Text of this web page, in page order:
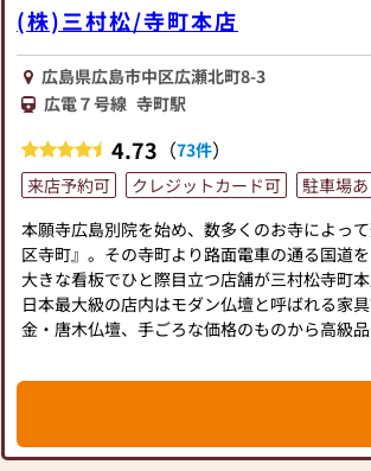
歓迎です。
お気軽にお越しいただき、まずはゆっくりとご
い事も 何なりとご遠慮なくご相談くださいま
スタッフ一同 皆様のご来店を 心よりお待ちし
(株)三村松/寺町本店
広島県広島市中区広瀬北町8-3
広電７号線 寺町駅
4.73 （73件）
来店予約可 クレジットカード可
駐車場あ
本願寺広島別院を始め、数多くのお寺によっ
区寺町』。その寺町より路面電車の通る国道
大きな看板でひと際目立つ店舗が三村松寺町本
日本最大級の店内はモダン仏壇と呼ばれる家
金・唐木仏壇、手ごろな価格のものから高級
当店のスタッフは全日本宗教用具協同組合認
ーを有し、商品力・価格のサービスだけでな
買い物をいただけるよう知識・相談等の目に
ています。社員一同お客様に喜んでいただく